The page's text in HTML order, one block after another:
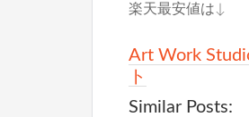
楽天最安値は↓
Art Work
ト
Similar Posts: